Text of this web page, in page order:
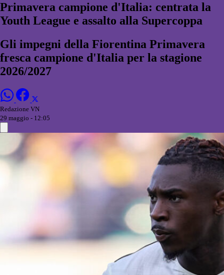
Primavera campione d'Italia: centrata la
Youth League e assalto alla Supercoppa
Gli impegni della Fiorentina Primavera
fresca campione d'Italia per la stagione
2026/2027
Redazione VN
29 maggio - 12:05